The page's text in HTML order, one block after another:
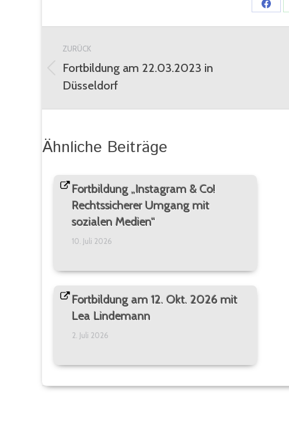
Share
on
Kommentarnavigation
ZURÜCK
Vorheriger
Beitrag:
Fortbildung am 22.03.2023 in
Düsseldorf
Ähnliche Beiträge
Fortbildung „Instagram & Co!
Rechtssicherer Umgang mit
sozialen Medien“
10. Juli 2026
Fortbildung am 12. Okt. 2026 mit
Lea Lindemann
2. Juli 2026